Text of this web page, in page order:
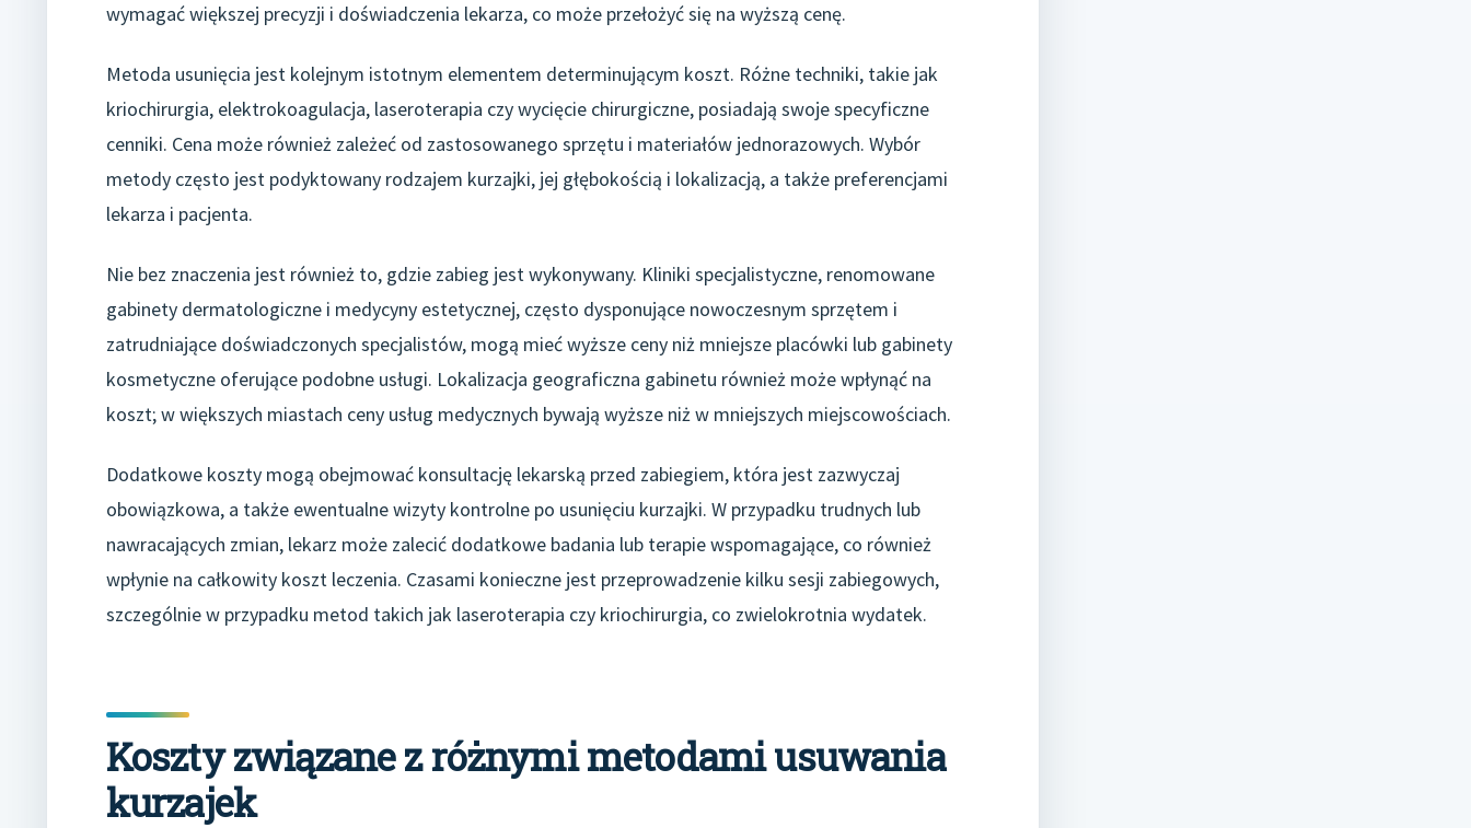
wymagać większej precyzji i doświadczenia lekarza, co może przełożyć się na wyższą cenę.
Metoda usunięcia jest kolejnym istotnym elementem determinującym koszt. Różne techniki, takie jak
kriochirurgia, elektrokoagulacja, laseroterapia czy wycięcie chirurgiczne, posiadają swoje specyficzne
cenniki. Cena może również zależeć od zastosowanego sprzętu i materiałów jednorazowych. Wybór
metody często jest podyktowany rodzajem kurzajki, jej głębokością i lokalizacją, a także preferencjami
lekarza i pacjenta.
Nie bez znaczenia jest również to, gdzie zabieg jest wykonywany. Kliniki specjalistyczne, renomowane
gabinety dermatologiczne i medycyny estetycznej, często dysponujące nowoczesnym sprzętem i
zatrudniające doświadczonych specjalistów, mogą mieć wyższe ceny niż mniejsze placówki lub gabinety
kosmetyczne oferujące podobne usługi. Lokalizacja geograficzna gabinetu również może wpłynąć na
koszt; w większych miastach ceny usług medycznych bywają wyższe niż w mniejszych miejscowościach.
Dodatkowe koszty mogą obejmować konsultację lekarską przed zabiegiem, która jest zazwyczaj
obowiązkowa, a także ewentualne wizyty kontrolne po usunięciu kurzajki. W przypadku trudnych lub
nawracających zmian, lekarz może zalecić dodatkowe badania lub terapie wspomagające, co również
wpłynie na całkowity koszt leczenia. Czasami konieczne jest przeprowadzenie kilku sesji zabiegowych,
szczególnie w przypadku metod takich jak laseroterapia czy kriochirurgia, co zwielokrotnia wydatek.
Koszty związane z różnymi metodami usuwania
kurzajek